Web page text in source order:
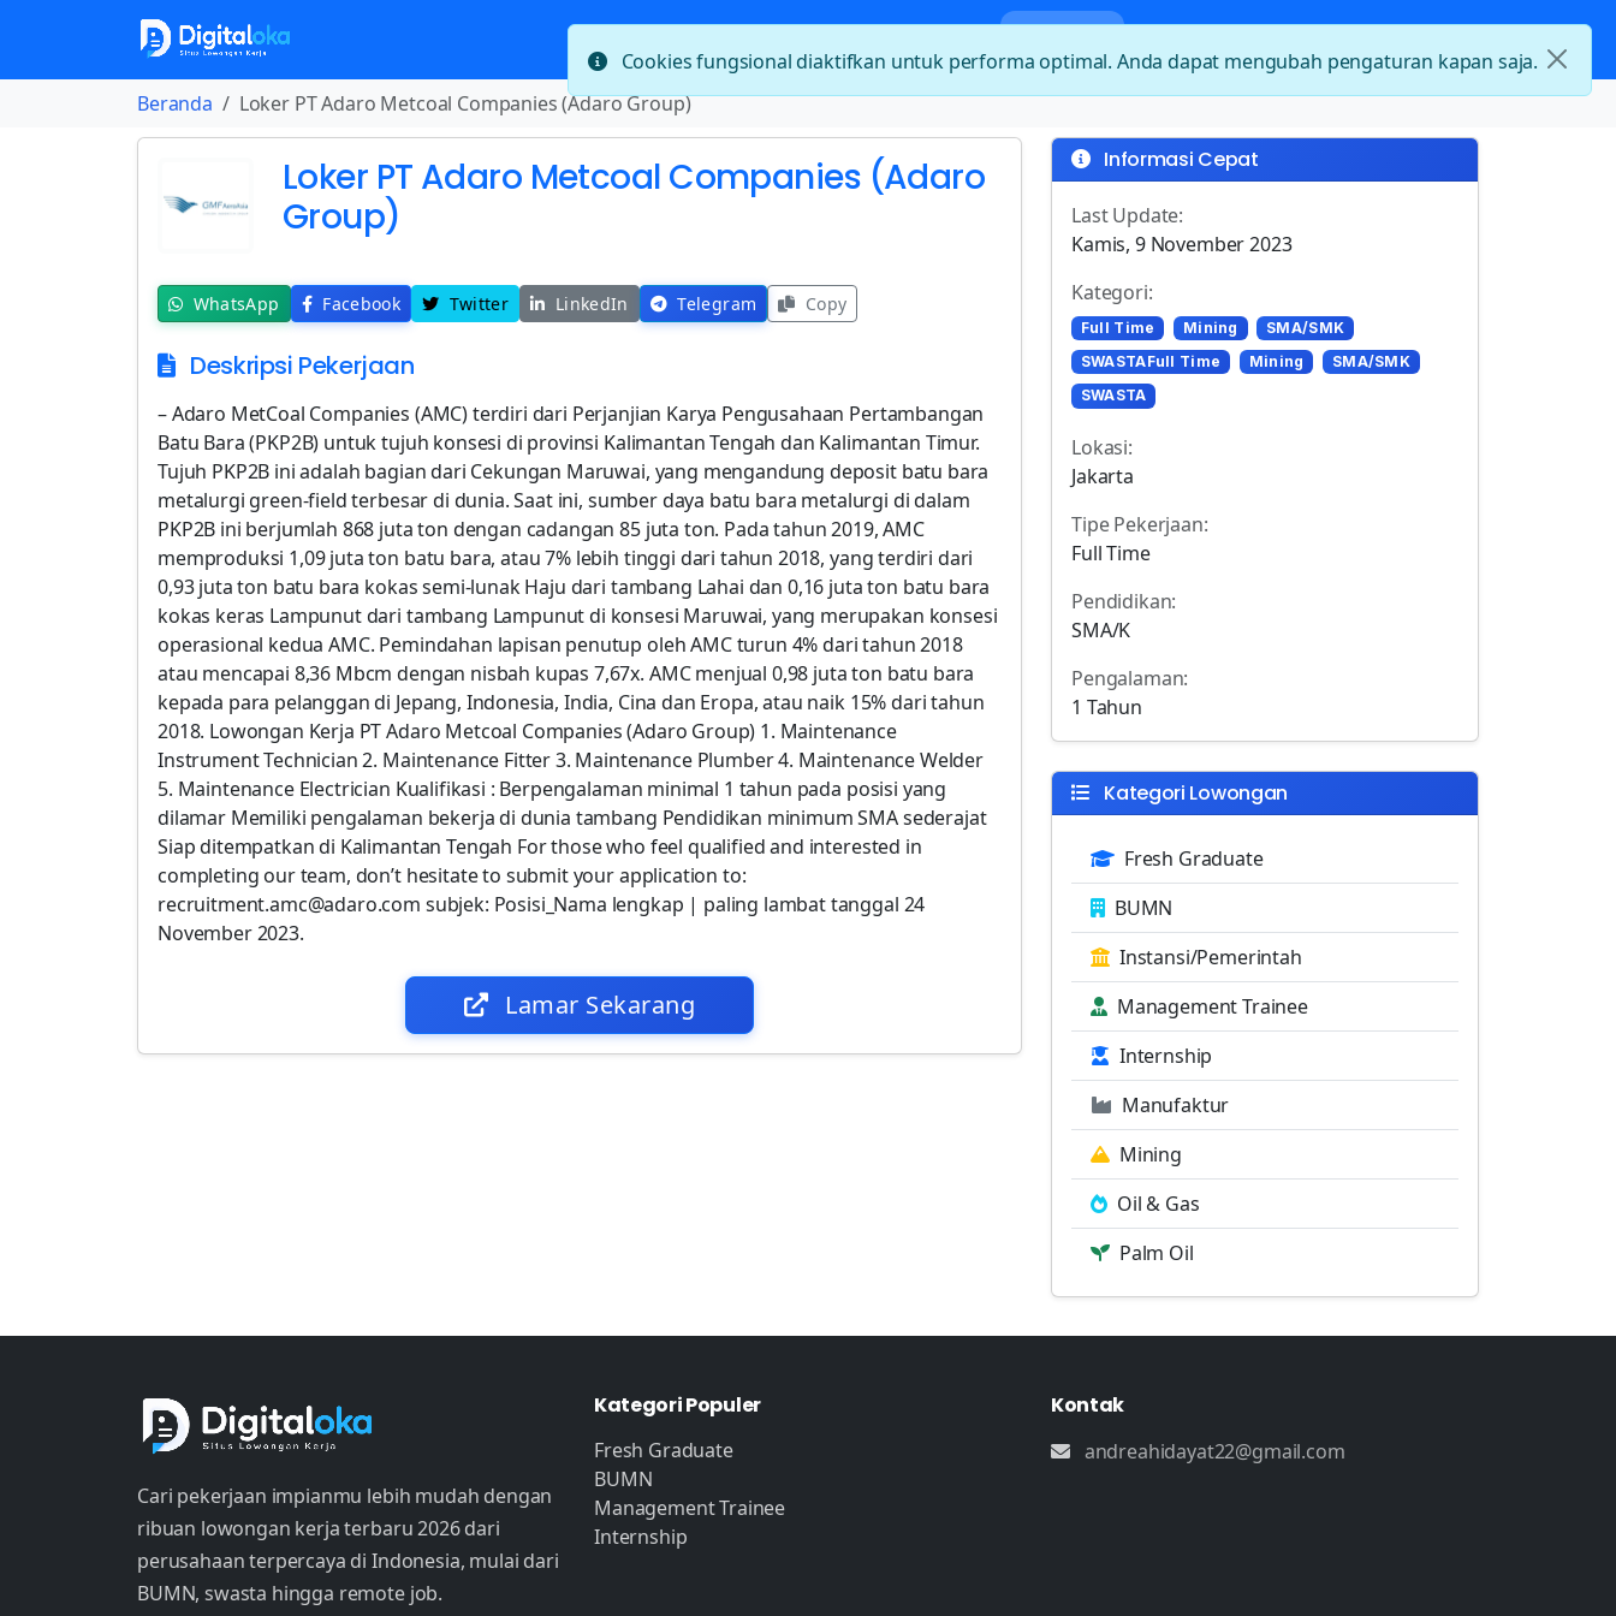
Beranda Loker PT Adaro Metcoal Companies (Adaro Group)
Loker PT Adaro Metcoal Companies (Adaro
Group)
WhatsApp Facebook Twitter LinkedIn Telegram Copy
Deskripsi Pekerjaan
– Adaro MetCoal Companies (AMC) terdiri dari Perjanjian Karya Pengusahaan Pertambangan
Batu Bara (PKP2B) untuk tujuh konsesi di provinsi Kalimantan Tengah dan Kalimantan Timur.
Tujuh PKP2B ini adalah bagian dari Cekungan Maruwai, yang mengandung deposit batu bara
metalurgi green-field terbesar di dunia. Saat ini, sumber daya batu bara metalurgi di dalam
PKP2B ini berjumlah 868 juta ton dengan cadangan 85 juta ton. Pada tahun 2019, AMC
memproduksi 1,09 juta ton batu bara, atau 7% lebih tinggi dari tahun 2018, yang terdiri dari
0,93 juta ton batu bara kokas semi-lunak Haju dari tambang Lahai dan 0,16 juta ton batu bara
kokas keras Lampunut dari tambang Lampunut di konsesi Maruwai, yang merupakan konsesi
operasional kedua AMC. Pemindahan lapisan penutup oleh AMC turun 4% dari tahun 2018
atau mencapai 8,36 Mbcm dengan nisbah kupas 7,67x. AMC menjual 0,98 juta ton batu bara
kepada para pelanggan di Jepang, Indonesia, India, Cina dan Eropa, atau naik 15% dari tahun
2018. Lowongan Kerja PT Adaro Metcoal Companies (Adaro Group) 1. Maintenance
Instrument Technician 2. Maintenance Fitter 3. Maintenance Plumber 4. Maintenance Welder
5. Maintenance Electrician Kualifikasi : Berpengalaman minimal 1 tahun pada posisi yang
dilamar Memiliki pengalaman bekerja di dunia tambang Pendidikan minimum SMA sederajat
Siap ditempatkan di Kalimantan Tengah For those who feel qualified and interested in
completing our team, don’t hesitate to submit your application to:
recruitment.amc@adaro.com subjek: Posisi_Nama lengkap | paling lambat tanggal 24
November 2023.
Lamar Sekarang
Informasi Cepat
Last Update:
Kamis, 9 November 2023
Kategori:
Full Time Mining
SMA/SMK
SWASTAFull Time
Mining
SMA/SMK
SWASTA
Lokasi:
Jakarta
Tipe Pekerjaan:
Full Time
Pendidikan:
SMA/K
Pengalaman:
1 Tahun
Kategori Lowongan
Fresh Graduate
BUMN
Instansi/Pemerintah
Management Trainee
Internship
Manufaktur
Mining
Oil & Gas
Palm Oil
Cari pekerjaan impianmu lebih mudah dengan
ribuan lowongan kerja terbaru 2026 dari
perusahaan terpercaya di Indonesia, mulai dari
BUMN, swasta hingga remote job.
Kategori Populer
Fresh Graduate
BUMN
Management Trainee
Internship
Kontak
andreahidayat22@gmail.com
Cookies fungsional diaktifkan untuk performa optimal. Anda dapat mengubah pengaturan kapan saja.